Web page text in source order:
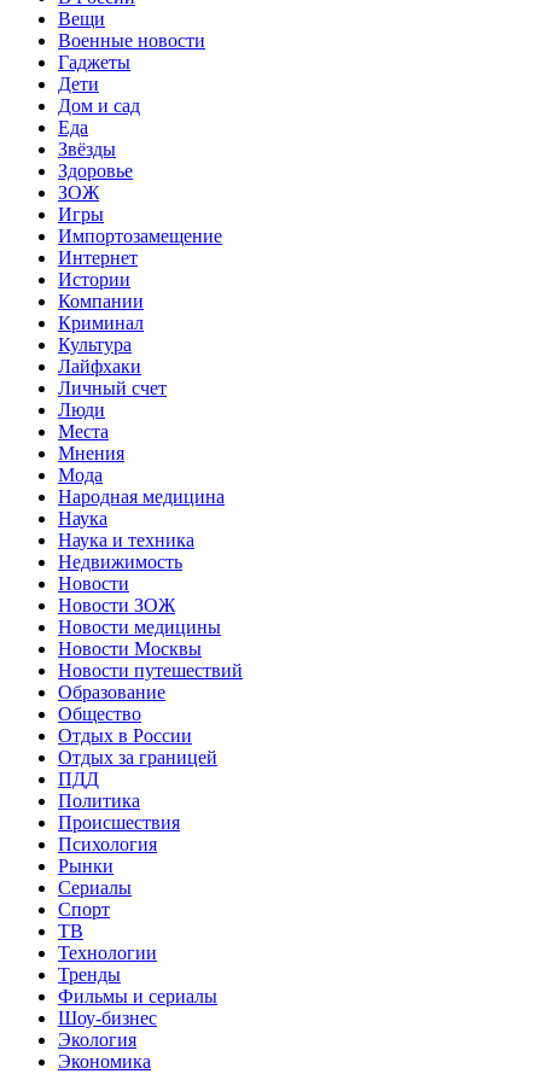
Вещи
Военные новости
Гаджеты
Дети
Дом и сад
Еда
Звёзды
Здоровье
ЗОЖ
Игры
Импортозамещение
Интернет
Истории
Компании
Криминал
Культура
Лайфхаки
Личный счет
Люди
Места
Мнения
Мода
Народная медицина
Наука
Наука и техника
Недвижимость
Новости
Новости ЗОЖ
Новости медицины
Новости Москвы
Новости путешествий
Образование
Общество
Отдых в России
Отдых за границей
ПДД
Политика
Происшествия
Психология
Рынки
Сериалы
Спорт
ТВ
Технологии
Тренды
Фильмы и сериалы
Шоу-бизнес
Экология
Экономика